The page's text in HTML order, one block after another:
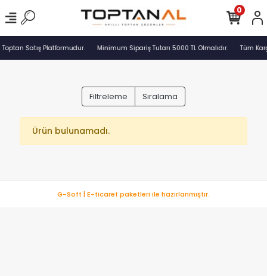
Satış Platformudur. Minimum Sipariş Tutarı 5000 TL Olmalıdır. Tüm
0
Filtreleme Sıralama
Ürün bulunamadı.
G-Soft | E-ticaret paketleri ile hazırlanmıştır.